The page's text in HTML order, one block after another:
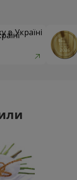
в Україні